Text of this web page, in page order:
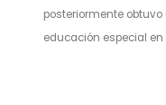
posteriormente
educación especial en